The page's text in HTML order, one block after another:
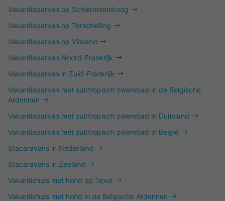
Vakantieparken op Schiermonnikoog
Vakantieparken op Terschelling
Vakantieparken op Vlieland
Vakantieparken Noord-Frankrijk
Vakantieparken in Zuid-Frankrijk
Vakantieparken met subtropisch zwembad in de Belgische
Ardennen
Vakantieparken met subtropisch zwembad in Duitsland
Vakantieparken met subtropisch zwembad in België
Stacaravans in Nederland
Stacaravans in Zeeland
Vakantiehuis met hond op Texel
Vakantiehuis met hond in de Belgische Ardennen